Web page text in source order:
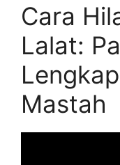
Cara
Lalat:
Mastah